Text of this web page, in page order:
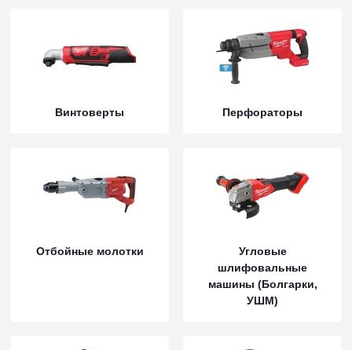
Винтоверты Перфораторы
Отбойные молотки
Угловые
шлифовальные
машины (Болгарки,
УШМ)